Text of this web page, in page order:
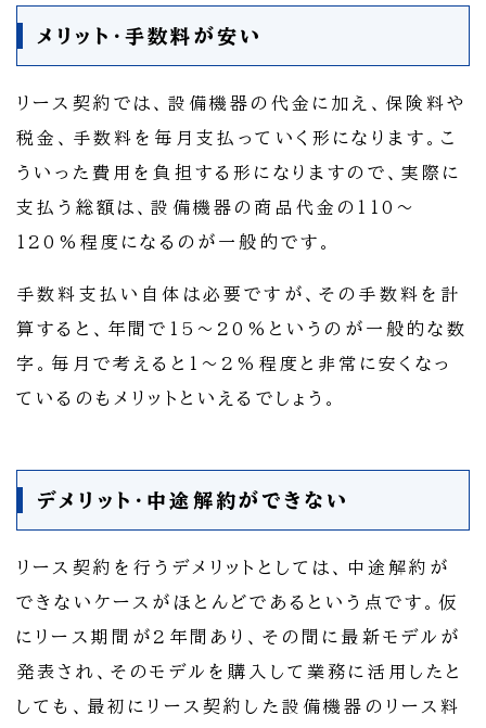
メリット・手数料が安い
リース契約では、設備機器の代金に加え、保険料や
税金、手数料を毎月支払っていく形になります。こ
ういった費用を負担する形になりますので、実際に
支払う総額は、設備機器の商品代金の110～
120%程度になるのが一般的です。
手数料支払い自体は必要ですが、その手数料を計
算すると、年間で15～20%というのが一般的な数
字。毎月で考えると1～2%程度と非常に安くなっ
ているのもメリットといえるでしょう。
デメリット・中途解約ができない
リース契約を行うデメリットとしては、中途解約が
できないケースがほとんどであるという点です。仮
にリース期間が2年間あり、その間に最新モデルが
発表され、そのモデルを購入して業務に活用したと
しても、最初にリース契約した設備機器のリース料